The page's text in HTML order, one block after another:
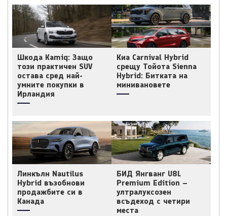
Шкода Kamiq: Защо
този практичен SUV
остава сред най-
умните покупки в
Ирландия
Киа Carnival Hybrid
срещу Тойота Sienna
Hybrid: Битката на
минивановете
Линкълн Nautilus
Hybrid възобнови
продажбите си в
Канада
БИД Янгванг U8L
Premium Edition –
ултралуксозен
всъдеход с четири
места